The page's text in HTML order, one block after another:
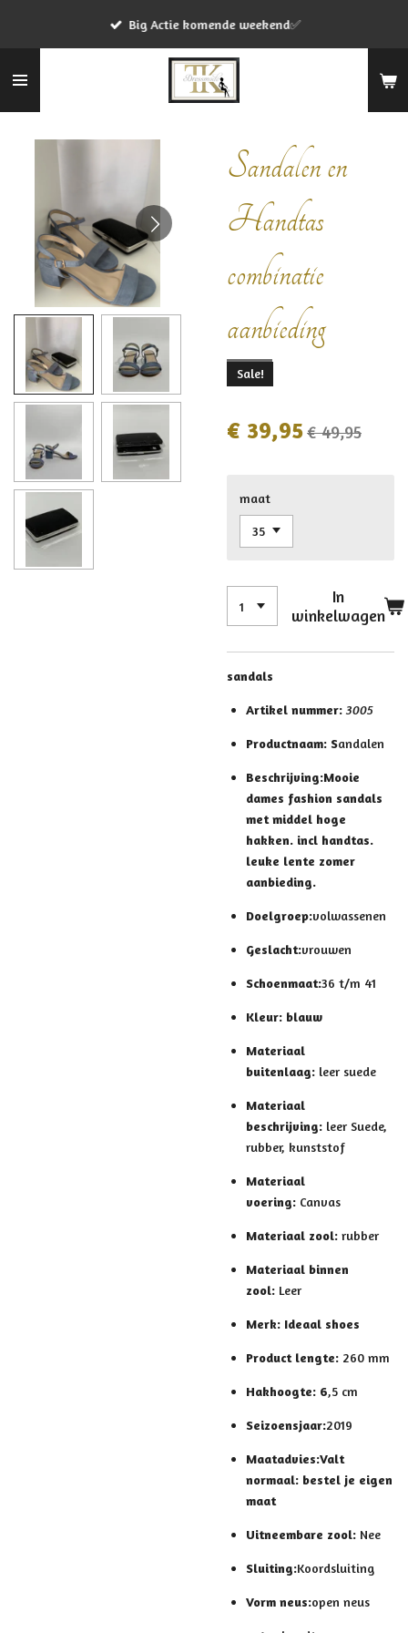
de
Big Actie komende weekend✅
Sandalen en
Handtas
combinatie
aanbieding
Sale!
€ 39,95€ 49,95
maat
In
winkelwagen
sandals
Artikel nummer: 3005
Productnaam: Sandalen
Beschrijving:Mooie
dames fashion sandals
met middel hoge
hakken. incl handtas.
leuke lente zomer
aanbieding.
Doelgroep:volwassenen
Geslacht:vrouwen
Schoenmaat:36 t/m 41
Kleur: blauw
Materiaal
buitenlaag: leer suede
Materiaal
beschrijving: leer Suede,
rubber, kunststof
Materiaal
voering: Canvas
Materiaal zool: rubber
Materiaal binnen
zool: Leer
Merk: Ideaal shoes
Product lengte: 260 mm
Hakhoogte: 6,5 cm
Seizoensjaar:2019
Maatadvies:Valt
normaal: bestel je eigen
maat
Uitneembare zool: Nee
Sluiting:Koordsluiting
Vorm neus:open neus